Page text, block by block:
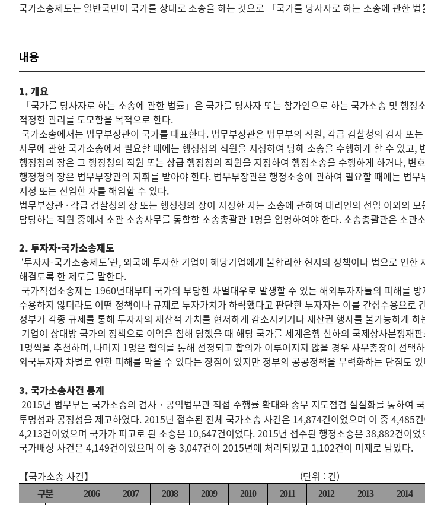
국가소송제도는 일반국민이 국가를 상대로 소송을 하는 것으로 「국가를 당사자로 하는 소송에 관한
내용
1. 개요
「국가를 당사자로 하는 소송에 관한 법률」은 국가를 당사자 또는 참가인으로 하는 국가소송 및 행
적정한 관리를 도모함을 목적으로 한다.
국가소송에서는 법무부장관이 국가를 대표한다. 법무부장관은 법무부의 직원, 각급 검찰청의 검사
사무에 관한 국가소송에서 필요할 때에는 행정청의 직원을 지정하여 당해 소송을 수행하게 할 수 있고
행정청의 장은 그 행정청의 직원 또는 상급 행정청의 직원을 지정하여 행정소송을 수행하게 하거나,
행정청의 장은 법무부장관의 지휘를 받아야 한다. 법무부장관은 행정소송에 관하여 필요할 때에는 법
지정 또는 선임한 자를 해임할 수 있다.
법무부장관 · 각급 검찰청의 장 또는 행정청의 장이 지정한 자는 소송에 관하여 대리인의 선임 이외의
담당하는 직원 중에서 소관 소송사무를 통할할 소송총괄관 1명을 임명하여야 한다. 소송총괄관은 소관
2. 투자자-국가소송제도
‘투자자-국가소송제도’란, 외국에 투자한 기업이 해당기업에게 불합리한 현지의 정책이나 법으로 인
해결토록 한 제도를 말한다.
국가직접소송제는 1960년대부터 국가의 부당한 차별대우로 발생할 수 있는 해외투자자들의 피해를
수용하지 않더라도 어떤 정책이나 규제로 투자가치가 하락했다고 판단한 투자자는 이를 간접수용으
정부가 각종 규제를 통해 투자자의 재산적 가치를 현저하게 감소시키거나 재산권 행사를 불가능하게
기업이 상대방 국가의 정책으로 이익을 침해 당했을 때 해당 국가를 세계은행 산하의 국제상사분쟁
1명씩을 추천하며, 나머지 1명은 협의를 통해 선정되고 합의가 이루어지지 않을 경우 사무총장이 선택
외국투자자 차별로 인한 피해를 막을 수 있다는 장점이 있지만 정부의 공공정책을 무력화하는 단점도
3. 국가소송사건 통계
2015년 법무부는 국가소송의 검사・공익법무관 직접 수행률 확대와 송무 지도점검 실질화를 통하여
투명성과 공정성을 제고하였다. 2015년 접수된 전체 국가소송 사건은 14,874건이었으며 이 중 4,485
4,213건이었으며 국가가 피고로 된 소송은 10,647건이었다. 2015년 접수된 행정소송은 38,882건이
국가배상 사건은 4,149건이었으며 이 중 3,047건이 2015년에 처리되었고 1,102건이 미제로 남았다.
【국가소송 사건】 (단위 : 건)
구분
2006 2007 2008 2009 2010 2011 2012 2013 2014